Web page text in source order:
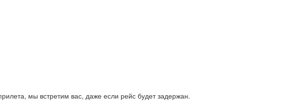
мы встретим вас, даже если рейс будет задержан.